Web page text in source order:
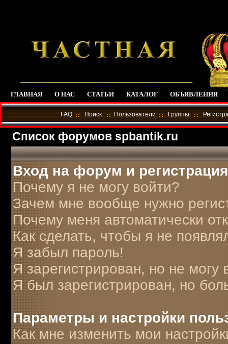
ГЛАВНАЯ О НАС СТАТЬИ КАТАЛОГ ОБЪЯВЛЕНИЯ
FAQ Поиск Пользователи Группы
Список форумов spbantik.ru
Вход на форум и регистрация
Почему я не могу войти?
Зачем мне вообще нужно
Почему меня автоматически
Как сделать, чтобы я не
Я забыл пароль!
Я зарегистрирован, но не могу
Я был зарегистрирован, но
Параметры и настройки
Как мне изменить мои